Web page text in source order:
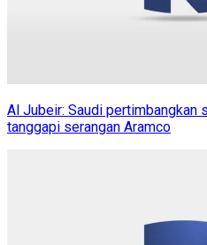
Al Jubeir: Saudi pertimbangkan
tanggapi serangan Aramco